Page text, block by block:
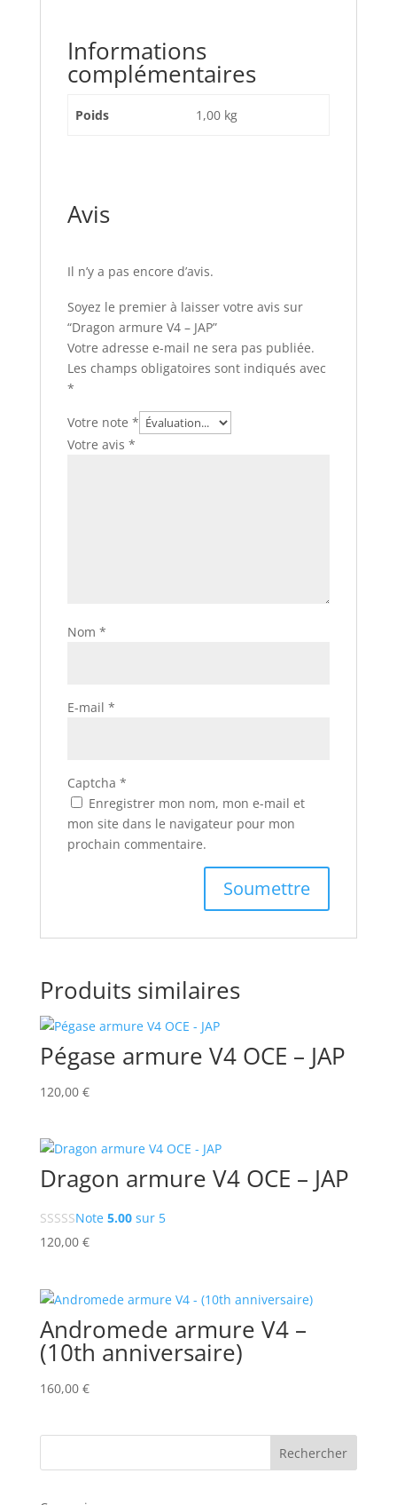
Informations
complémentaires
Poids 1,00 kg
Avis
Il n’y a pas encore d’avis.
Soyez le premier à laisser votre avis sur
“Dragon armure V4 – JAP”
Votre adresse e-mail ne sera pas publiée.
Les champs obligatoires sont indiqués avec
*
Votre note *
Votre avis *
Nom *
E-mail *
Captcha *
Enregistrer mon nom, mon e-mail et
mon site dans le navigateur pour mon
prochain commentaire.
Produits similaires
Pégase armure V4 OCE – JAP
120,00 €
Dragon armure V4 OCE – JAP
Note 5.00sur 5
120,00 €
Andromede armure V4 –
(10th anniversaire)
160,00 €
Rechercher